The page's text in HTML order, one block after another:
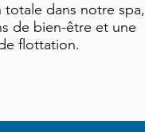
totale dans notre spa,
de bien-être et une
flottation.